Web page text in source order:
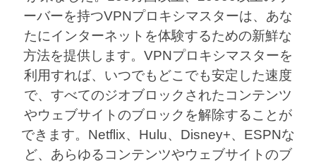
ーバーを持つVPNプロキシマスターは、あな
たにインターネットを体験するための新鮮な
方法を提供します。VPNプロキシマスターを
利用すれば、いつでもどこでも安定した速度
で、すべてのジオブロックされたコンテンツ
やウェブサイトのブロックを解除することが
できます。Netflix、Hulu、Disney+、ESPNな
ど、あらゆるコンテンツやウェブサイトのブ